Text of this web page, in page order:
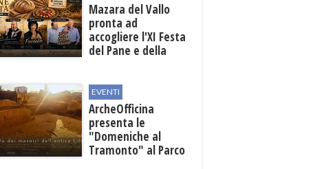
Mazara del Vallo
pronta ad
accogliere l'XI Festa
del Pane e della
EVENTI
ArcheOfficina
presenta le
"Domeniche al
Tramonto" al Parco